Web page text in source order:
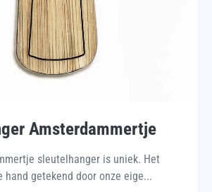
Amsterdammertje
sleutelhanger is uniek. Het
hand getekend door onze eige...